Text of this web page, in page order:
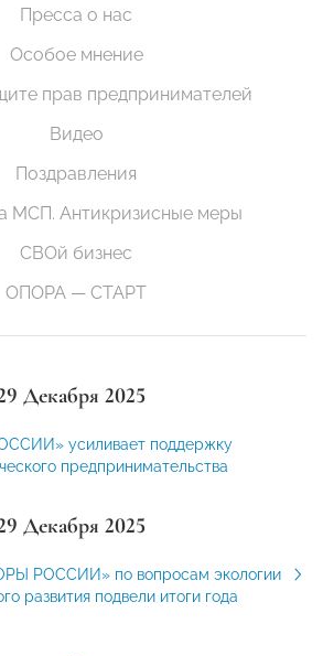
Пресса о нас
Особое мнение
прав предпринимателей
Видео
Поздравления
МСП. Антикризисные меры
СВОй бизнес
ОПОРА — СТАРТ
Декабря 2025
усиливает поддержку
предпринимательства
Декабря 2025
РОССИИ» по вопросам экологии
развития подвели итоги года